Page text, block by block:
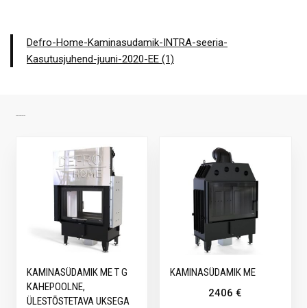
Defro-Home-Kaminasudamik-INTRA-seeria-
Kasutusjuhend-juuni-2020-EE (1)
KAMINASÜDAMIK ME T G
KAHEPOOLNE,
ÜLESTÕSTETAVA UKSEGA
KAMINASÜDAMIK ME
2406€